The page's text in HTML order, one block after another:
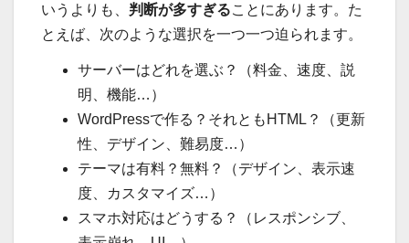
いうよりも、 判断が多すぎることにあります。た
とえば、次のような選択を一つ一つ迫られます。
サーバーはどれを選ぶ？（料金、速度、説
明、機能…）
WordPressで作る？それともHTML？（更新
性、デザイン、難易度…）
テーマは有料？無料？（デザイン、表示速
度、カスタマイズ…）
スマホ対応はどうする？（レスポンシブ、